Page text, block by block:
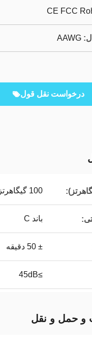
CE FCC
AAWG
درخواست نقل قول
100 گیگاهرتز
باند C
± 50 دقیقه
≥45dB
و حمل و نقل